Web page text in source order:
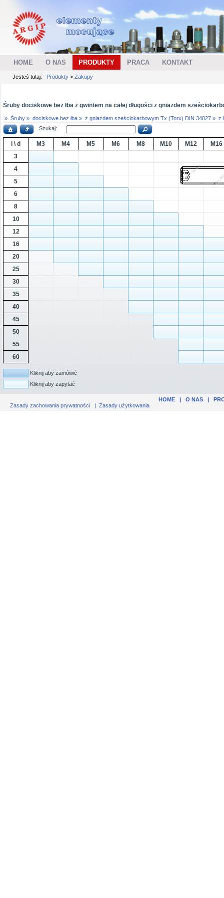
HOME O NAS PRODUKTY PRACA KONTAKT
Jesteś tutaj: Produkty > Zakupy
Śruby dociskowe bez łba z gwintem na całej długości z gniazdem
» Śruby » dociskowe bez łba » z gniazdem sześciokarbowym Tx (Torx) DIN 34827 » z
Szukaj:
l \ d M3 M4 M5 M6 M8 M10 M12
M16
3
4
5
6
8
10
12
16
20
25
30
35
40
45
50
55
60
Kliknij aby zamówić
Kliknij aby zapytać
HOME| O NAS|
Zasady zachowania prywatności | Zasady użytkowania